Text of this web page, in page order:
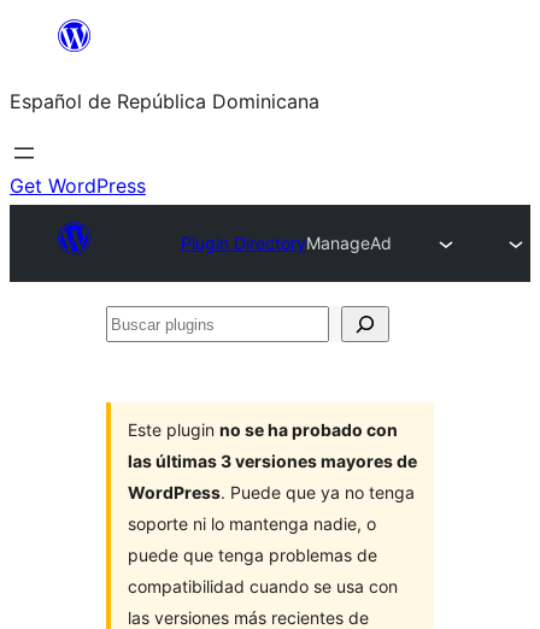
Saltar
contenido
Español de República Dominicana
Get WordPress
Plugin DirectoryManageAd
Buscar
Este plugin no se ha probado con
las últimas 3 versiones mayores de
WordPress. Puede que ya no tenga
soporte ni lo mantenga nadie, o
puede que tenga problemas de
compatibilidad cuando se usa con
las versiones más recientes de